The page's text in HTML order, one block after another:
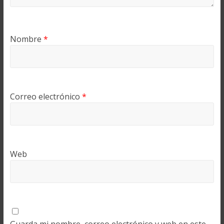
Nombre *
Correo electrónico *
Web